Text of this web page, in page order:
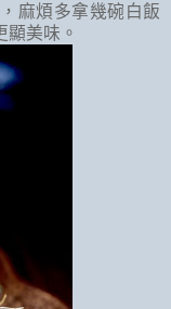
麻煩多拿幾碗白飯
顯美味。